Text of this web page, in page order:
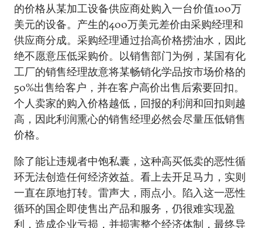
的价格从某加工设备供应商处购入一台价值100万
美元的设备。产生的400万美元差价由采购经理和
供应商分成。采购经理通过抬高价格捞油水，因此
绝不愿意压低采购价。以销售部门为例，某国有化
工厂的销售经理故意将某畅销化学品按市场价格的
50%出售给客户，并在客户高价出售后索要回扣。
个人卖家的购入价格越低，回报的利润和回扣则越
高，因此利润熏心的销售经理必然会尽量压低销售
价格。
除了能让违规者中饱私囊，这种高买低卖的恶性循
环无法创造任何经济效益。看上去开足马力，实则
一直在原地打转。雷声大，雨点小。陷入这一恶性
循环的国企即使售出产品和服务，仍很难实现盈
利，造成企业亏损，并损害整个经济体制，最终导